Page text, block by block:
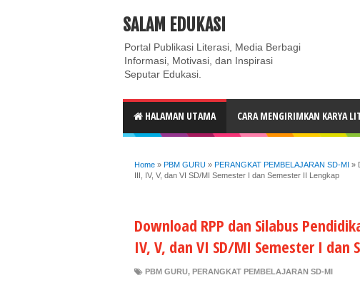
ABOUT CONTACT US
SALAM EDUKASI
Portal Publikasi Literasi, Media Berbagi
Informasi, Motivasi, dan Inspirasi
Seputar Edukasi.
HALAMAN UTAMA CARA MENGIRIMKAN KARYA
Home » PBM GURU » PERANGKAT PEMBELAJARAN SD-MI »
III, IV, V, dan VI SD/MI Semester I dan Semester II Lengkap
Download RPP dan Silabus
IV, V, dan VI SD/MI Semester I dan
PBM GURU, PERANGKAT PEMBELAJARAN SD-MI